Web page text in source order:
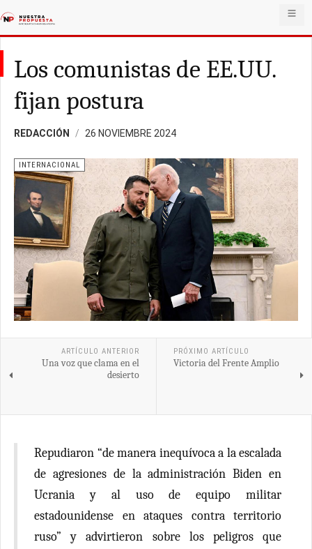
Los comunistas de EE.UU.
fijan postura
REDACCIÓN 26 NOVIEMBRE 2024
INTERNACIONAL
ARTÍCULO ANTERIOR
Una voz que clama en el
desierto
PRÓXIMO ARTÍCULO
Victoria del Frente Amplio
Repudiaron “de manera inequívoca a la escalada
de agresiones de la administración Biden en
Ucrania y al uso de equipo militar
estadounidense en ataques contra territorio
ruso” y advirtieron sobre los peligros que